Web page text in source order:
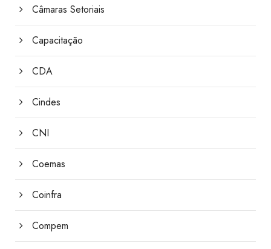
Câmaras Setoriais
Capacitação
CDA
Cindes
CNI
Coemas
Coinfra
Compem